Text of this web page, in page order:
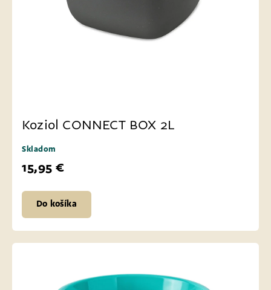
Koziol CONNECT BOX 2L
Skladom
15,95 €
Do košíka